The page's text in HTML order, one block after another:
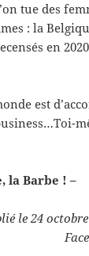
tue des
: la
en
est
la Barbe ! –
le 24